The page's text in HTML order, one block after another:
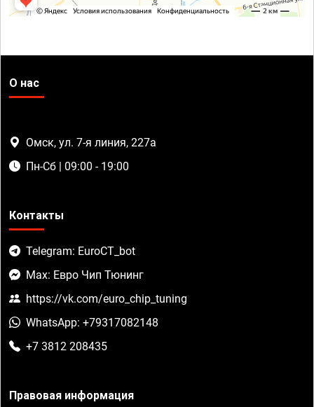
О нас
Омск, ул. 7-я линия, 227а
Пн-Сб | 09:00 - 19:00
Контакты
Telegram: EuroCT_bot
Max: Евро Чип Тюнинг
https://vk.com/euro_chip_tuning
WhatsApp: +79317082148
+7 3812 208435
Правовая информация